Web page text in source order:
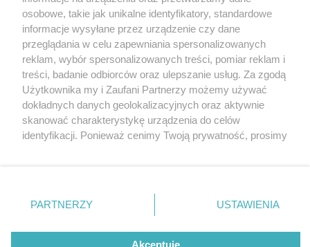
6 / 0
Nie zapomnij
zapoznać się z:
polityką prywatności regulamin korzystania z portali
Twojemiasto
Piekary Śląskie
Chorzów
Tarnowskie Góry
Gliwice
Skontakuj sięz nami
Kontakt
Wydawca
Redakcja
osobowe, takie jak unikalne identyfikatory, standardowe
informacje wysyłane przez urządzenie czy dane
przeglądania w celu zapewniania spersonalizowanych
reklam, wybór spersonalizowanych treści, pomiar reklam i
treści, badanie odbiorców oraz ulepszanie usług. Za zgodą
Użytkownika my i Zaufani Partnerzy możemy używać
dokładnych danych geolokalizacyjnych oraz aktywnie
skanować charakterystykę urządzenia do celów
identyfikacji. Ponieważ cenimy Twoją prywatność, prosimy
prywatności znajdujący się w lewym dolnym rogu strony
. Niektóre rodzaje przetwarzania danych nie wymagają
zgody użytkownika, ale masz prawo sprzeciwić się
takiemu przetwarzaniu. Preferencje będą miały
PARTNERZY USTAWIENIA
Akceptuję